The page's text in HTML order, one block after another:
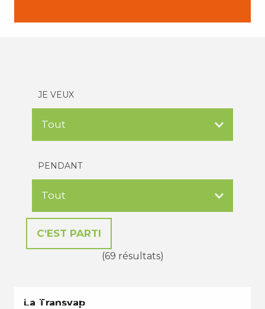
JE VEUX
PENDANT
(69 résultats)
VACANCES D'ÉTÉ
La Transvap